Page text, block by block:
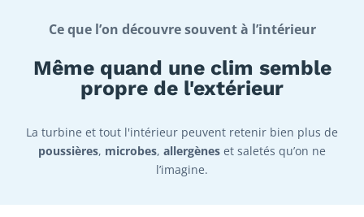
Ce que l’on découvre souvent à l’intérieur
Même quand une clim semble
propre de l'extérieur
La turbine et tout l'intérieur peuvent retenir bien plus de
poussières, microbes, allergènes et saletés qu’on ne
l’imagine.